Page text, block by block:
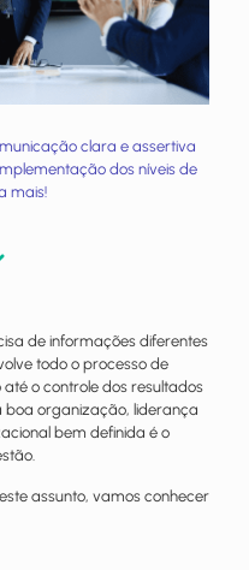
clara e assertiva
dos níveis de
mais!
de informações diferentes
todo o processo de
o controle dos resultados
boa organização, liderança
bem definida é o
assunto, vamos conhecer